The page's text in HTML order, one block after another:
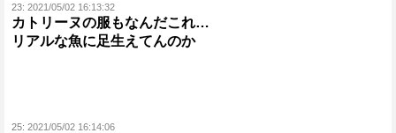
23: 2021/05/02 16:13:32
カトリーヌの服もなんだこれ…
リアルな魚に足生えてんのか
25: 2021/05/02 16:14:06